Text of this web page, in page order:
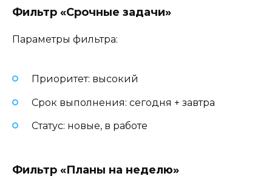
Фильтр «Срочные задачи»
Параметры фильтра:
Приоритет: высокий
Срок выполнения: сегодня + завтра
Статус: новые, в работе
Фильтр «Планы на неделю»